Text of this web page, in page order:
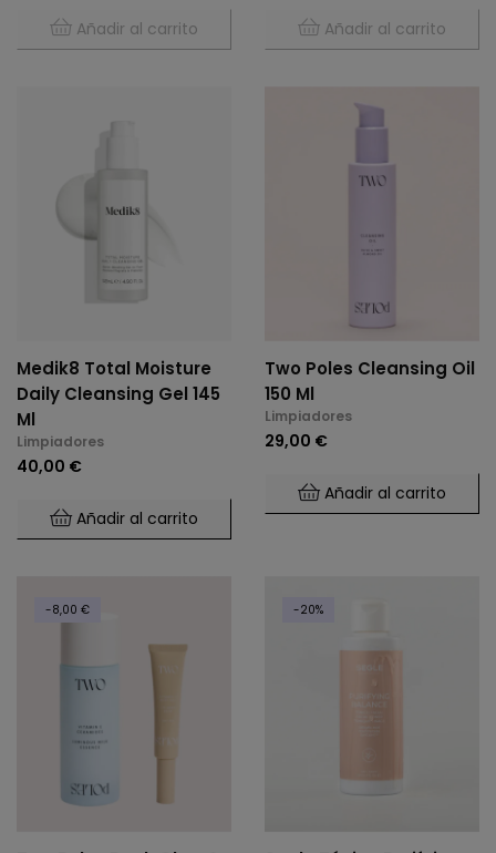
Añadir al carrito Añadir al carrito
Medik8 Total Moisture
Daily Cleansing Gel 145
Ml
Limpiadores
40,00 €
Añadir al carrito
Two Poles Cleansing Oil
150 Ml
Limpiadores
29,00 €
Añadir al carrito
-8,00 € -20%